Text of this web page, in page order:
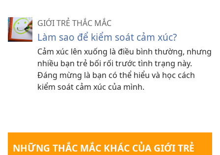
GIỚI TRẺ THẮC MẮC
Làm sao để kiểm soát cảm xúc?
Cảm xúc lên xuống là điều bình thường, nhưng
nhiều bạn trẻ bối rối trước tình trạng này.
Đáng mừng là bạn có thể hiểu và học cách
kiểm soát cảm xúc của mình.
NHỮNG THẮC MẮC KHÁC CỦA GIỚI TRẺ